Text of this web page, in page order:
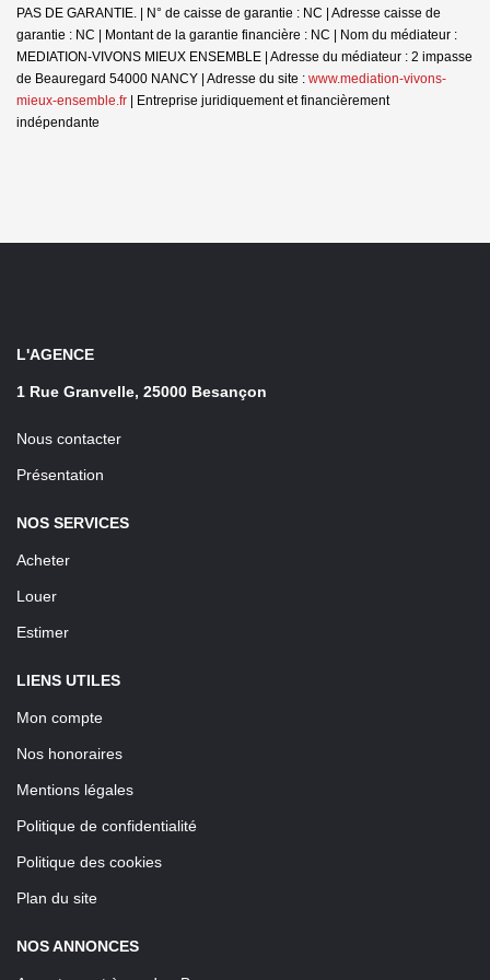
PAS DE GARANTIE. | N° de caisse de garantie : NC | Adresse caisse de
garantie : NC | Montant de la garantie financière : NC | Nom du médiateur :
MEDIATION-VIVONS MIEUX ENSEMBLE | Adresse du médiateur : 2 impasse
de Beauregard 54000 NANCY | Adresse du site : www.mediation-vivons-
mieux-ensemble.fr | Entreprise juridiquement et financièrement
indépendante
L'AGENCE
1 Rue Granvelle, 25000 Besançon
Nous contacter
Présentation
NOS SERVICES
Acheter
Louer
Estimer
LIENS UTILES
Mon compte
Nos honoraires
Mentions légales
Politique de confidentialité
Politique des cookies
Plan du site
NOS ANNONCES